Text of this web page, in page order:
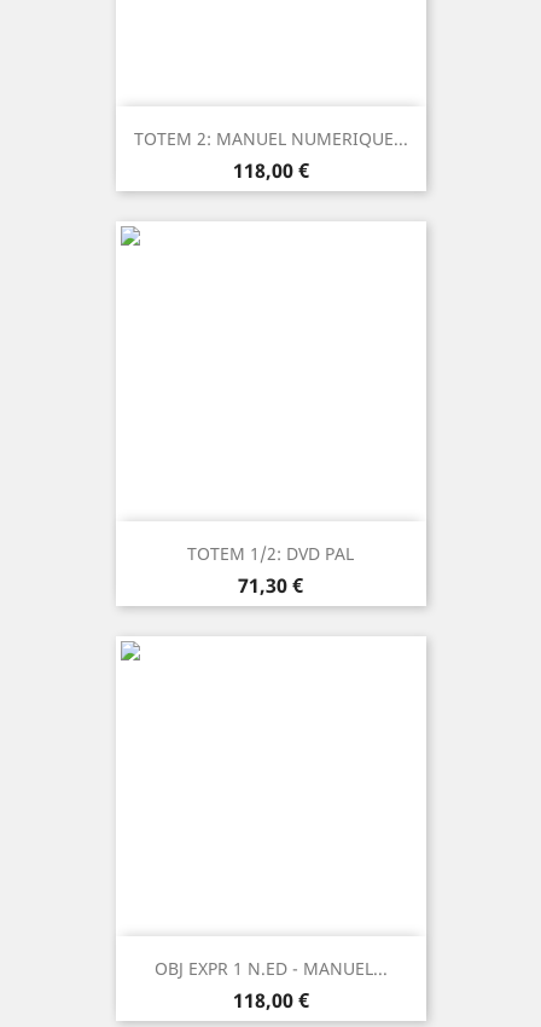
TOTEM 2: MANUEL NUMERIQUE...
Prezzo
118,00 €
TOTEM 1/2: DVD PAL
Prezzo
71,30 €
OBJ EXPR 1 N.ED - MANUEL...
Prezzo
118,00 €